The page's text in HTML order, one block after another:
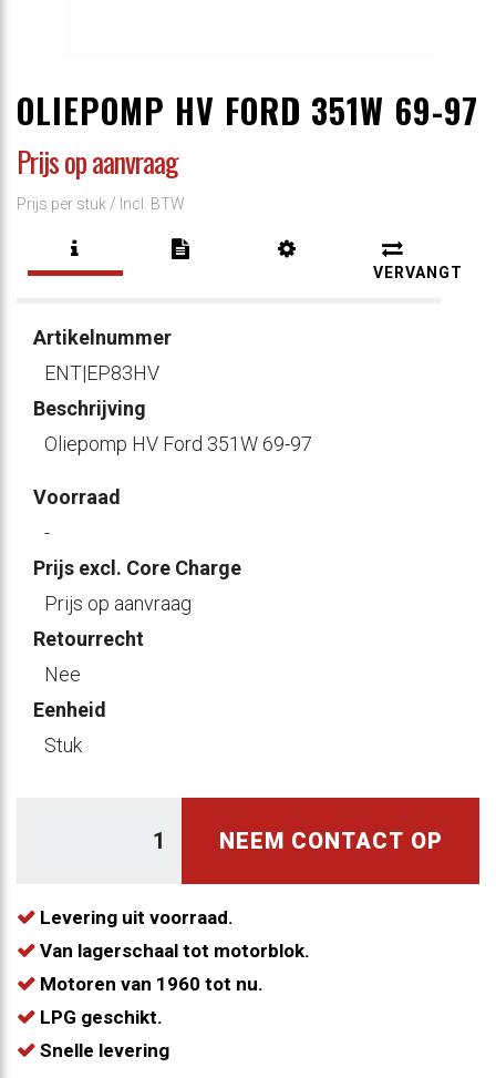
OLIEPOMP HV FORD 351W 69-97
Prijs op aanvraag
Prijs per stuk / Incl. BTW
VERVANGT
Artikelnummer
ENT|EP83HV
Beschrijving
Oliepomp HV Ford 351W 69-97
Voorraad
-
Prijs excl. Core Charge
Prijs op aanvraag
Retourrecht
Nee
Eenheid
Stuk
NEEM CONTACT OP
Levering uit voorraad.
Van lagerschaal tot motorblok.
Motoren van 1960 tot nu.
LPG geschikt.
Snelle levering